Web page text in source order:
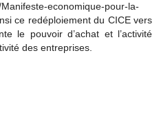
economique-pour-la-
ce redéploiement du CICE vers
le pouvoir d’achat et l’activité
des entreprises.